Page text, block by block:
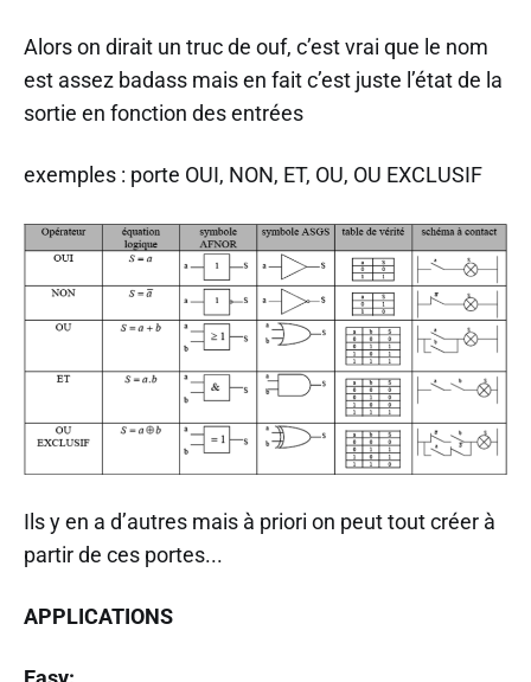
Alors on dirait un truc de ouf, c’est vrai que le nom
est assez badass mais en fait c’est juste l’état de la
sortie en fonction des entrées
exemples : porte OUI, NON, ET, OU, OU EXCLUSIF
Ils y en a d’autres mais à priori on peut tout créer à
partir de ces portes...
APPLICATIONS